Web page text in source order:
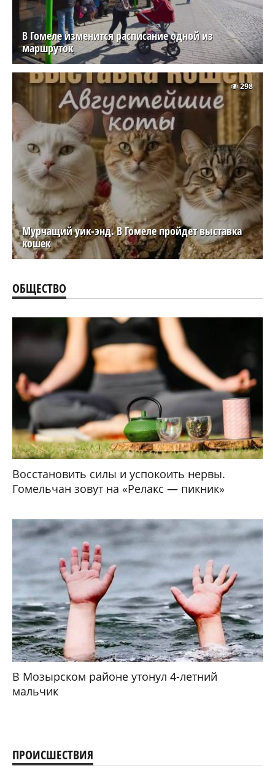
В Гомеле изменится расписание одной из
маршруток
Мурчащий уик-энд. В Гомеле пройдет выставка
кошек
298
ОБЩЕСТВО
Восстановить силы и успокоить нервы.
Гомельчан зовут на «Релакс — пикник»
В Мозырском районе утонул 4-летний
мальчик
ПРОИСШЕСТВИЯ